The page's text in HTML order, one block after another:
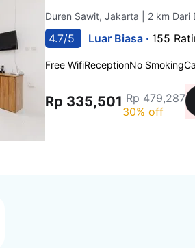
Duren Sawit, Jakarta | 2 km
4.7/5 Luar Biasa · 155
Free WifiReceptionNo Smoking
Rp 335,501 Rp 479,287
30% off